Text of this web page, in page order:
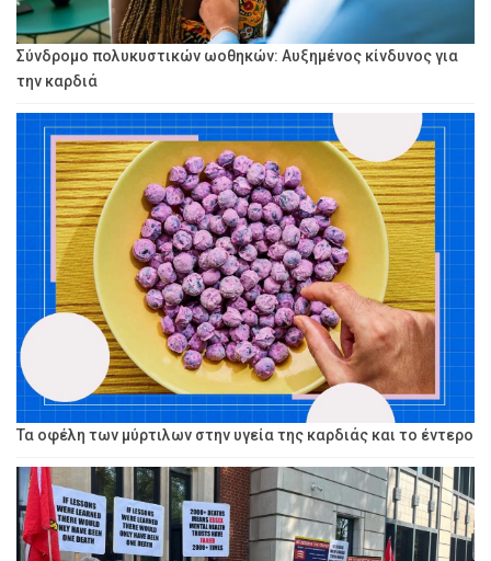
Σύνδρομο πολυκυστικών ωοθηκών: Αυξημένος κίνδυνος για
την καρδιά
Τα οφέλη των μύρτιλων στην υγεία της καρδιάς και το έντερο